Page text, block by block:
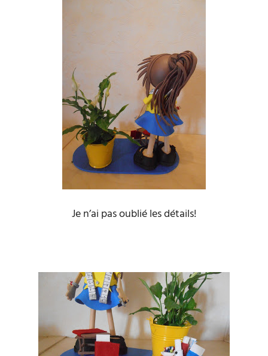
Je n’ai pas oublié les détails!